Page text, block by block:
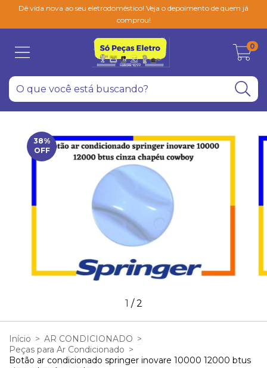
Dê vida nova ao seu eletrodoméstico! Veja o depoimento de quem já
comprou!
0
38%
OFF
1 /2
Início > AR CONDICIONADO >
Peças para Ar Condicionado >
Botão ar condicionado springer inovare 10000 12000 btus